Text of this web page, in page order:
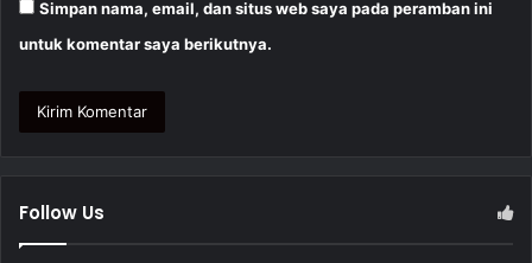
Simpan nama, email, dan situs web saya pada peramban ini
untuk komentar saya berikutnya.
Follow Us